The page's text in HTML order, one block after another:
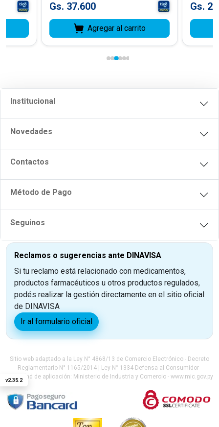
v2.35.2
Gs. 37.600
Agregar al carrito
Gs.
Institucional
Novedades
Contactos
Método de Pago
Seguinos
Reclamos o sugerencias ante DINAVISA
Si tu reclamo está relacionado con medicamentos,
productos farmacéuticos u otros productos regulados,
podés realizar la gestión directamente en el sitio oficial
de DINAVISA
Ir al formulario oficial
Sitio web adaptado a la Ley N° 4868/13 de Comercio Electrónico - Decreto
Reglamentario N° 1165/2014 | Ley N° 1334 Defensa al Consumidor -
Autoridad de aplicación: Ministerio de Industria y Comercio - www.mic.gov.py